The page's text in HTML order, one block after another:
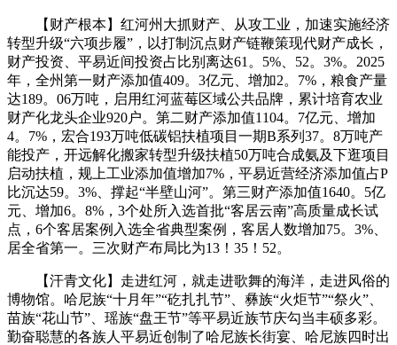
【财产根本】红河州大抓财产、从攻工业，加速实施经济
转型升级“六项步履”，以打制沉点财产链鞭策现代财产成长，
财产投资、平易近间投资占比别离达61。5%、52。3%。2025
年，全州第一财产添加值409。3亿元、增加2。7%，粮食产量
达189。06万吨，启用红河蓝莓区域公共品牌，累计培育农业
财产化龙头企业920户。第二财产添加值1104。7亿元、增加
4。7%，宏合193万吨低碳铝扶植项目一期B系列37。8万吨产
能投产，开远解化搬家转型升级扶植50万吨合成氨及下逛项目
启动扶植，规上工业添加值增加7%，平易近营经济添加值占P
比沉达59。3%、撑起“半壁山河”。第三财产添加值1640。5亿
元、增加6。8%，3个处所入选首批“客居云南”高质量成长试
点，6个客居案例入选全省典型案例，客居人数增加75。3%、
居全省第一。三次财产布局比为13！35！52。
【汗青文化】走进红河，就走进歌舞的海洋，走进风俗的
博物馆。哈尼族“十月年”“矻扎扎节”、彝族“火炬节”“祭火”、
苗族“花山节”、瑶族“盘王节”等平易近族节庆勾当丰硕多彩。
勤奋聪慧的各族人平易近创制了哈尼族长街宴、哈尼族四时出